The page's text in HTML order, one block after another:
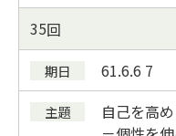
35
61.6.6 7
自己を高